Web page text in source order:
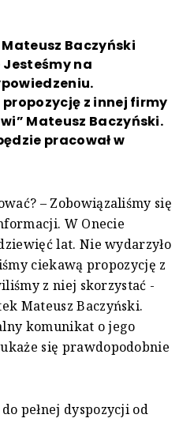
Baczyński
Jesteśmy na
z innej firmy
Mateusz Baczyński.
pracował w
– Zobowiązaliśmy się
W Onecie
lat. Nie wydarzyło
ciekawą propozycję z
z niej skorzystać -
Mateusz Baczyński.
komunikat o jego
się prawdopodobnie
pełnej dyspozycji od